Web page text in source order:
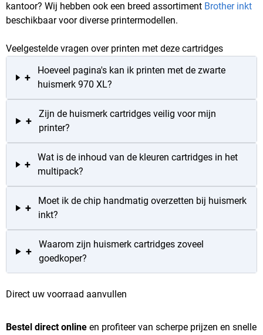
kantoor? Wij hebben ook een breed assortiment Brother inkt
beschikbaar voor diverse printermodellen.
Veelgestelde vragen over printen met deze cartridges
+
Hoeveel pagina's kan ik printen met de zwarte
huismerk 970 XL?
+
Zijn de huismerk cartridges veilig voor mijn
printer?
+
Wat is de inhoud van de kleuren cartridges in het
multipack?
+
Moet ik de chip handmatig overzetten bij huismerk
inkt?
+
Waarom zijn huismerk cartridges zoveel
goedkoper?
Direct uw voorraad aanvullen
Bestel direct online en profiteer van scherpe prijzen en snelle